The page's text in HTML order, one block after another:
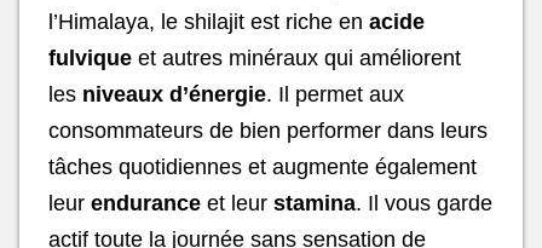
l’Himalaya, le shilajit est riche en acide
fulvique et autres minéraux qui améliorent
les niveaux d’énergie. Il permet aux
consommateurs de bien performer dans leurs
tâches quotidiennes et augmente également
leur endurance et leur stamina. Il vous garde
actif toute la journée sans sensation de